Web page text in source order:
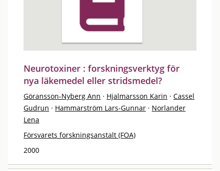
Neurotoxiner : forskningsverktyg för
nya läkemedel eller stridsmedel?
Göransson-Nyberg Ann · Hjalmarsson Karin · Cassel
Gudrun · Hammarström Lars-Gunnar · Norlander
Lena
Försvarets forskningsanstalt (FOA)
2000